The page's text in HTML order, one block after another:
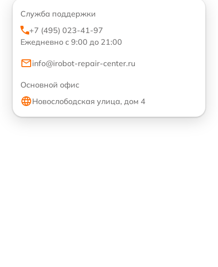
Служба поддержки
+7 (495) 023-41-97
Ежедневно с 9:00 до 21:00
info@irobot-repair-center.ru
Основной офис
Новослободская улица, дом 4